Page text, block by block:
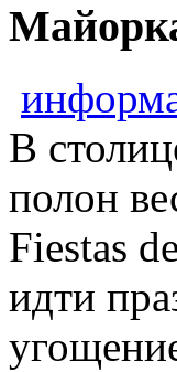
В
полон
Fiestas
идти